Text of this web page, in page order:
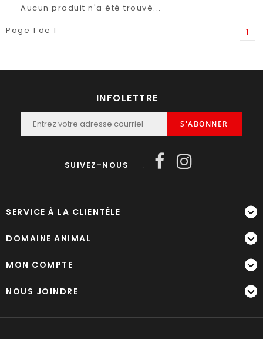
Aucun produit n'a été trouvé...
Page 1 de 1
1
INFOLETTRE
S'ABONNER
SUIVEZ-NOUS :
SERVICE À LA CLIENTÈLE
DOMAINE ANIMAL
MON COMPTE
NOUS JOINDRE